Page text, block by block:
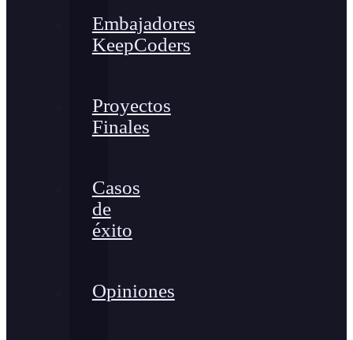
Embajadores
KeepCoders
Proyectos
Finales
Casos
de
éxito
Opiniones